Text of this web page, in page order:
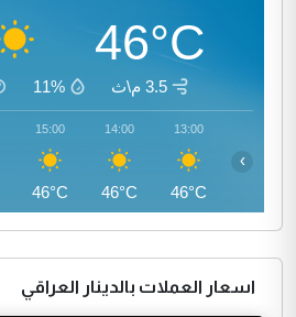
46°C
3.5 م\ث 11%
13:00
46°C
14:00
46°C
15:00
46°C
›
اسعار العملات بالدينار العراقي